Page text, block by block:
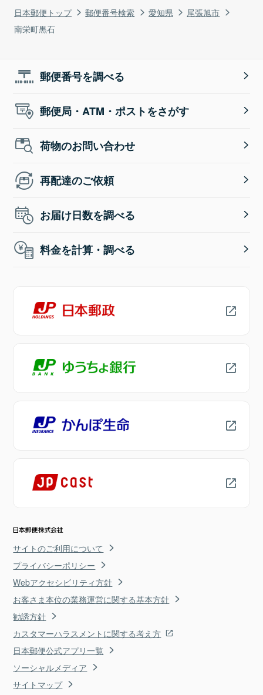
日本郵便トップ 郵便番号検索 愛知県
尾張旭市
南栄町黒石
郵便番号を調べる
郵便局・ATM・ポストをさがす
荷物のお問い合わせ
再配達のご依頼
お届け日数を調べる
料金を計算・調べる
サイトのご利用について
プライバシーポリシー
Webアクセシビリティ方針
お客さま本位の業務運営に関する基本方針
勧誘方針
カスタマーハラスメントに関する考え方
日本郵便公式アプリ一覧
ソーシャルメディア
サイトマップ